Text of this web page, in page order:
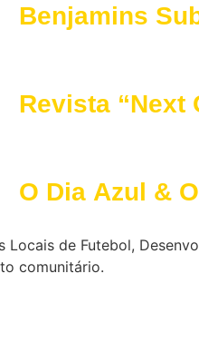
Benjamins
Revista “Next
O Dia Azul &
as Crianças
Locais de Futebol,
comunitário.